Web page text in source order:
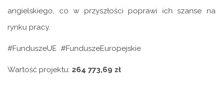
angielskiego, co w przyszłości poprawi ich szanse na
rynku pracy.
#FunduszeUE #FunduszeEuropejskie
Wartość projektu: 264 773,69 zł